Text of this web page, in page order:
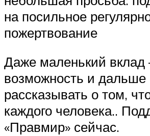
на посильное
пожертвование
Даже маленький
возможность и дальше
рассказывать о том,
каждого человека..
«Правмир» сейчас.